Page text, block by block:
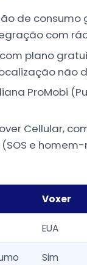
de
com
com plano
não
ProMobi
Cellular,
e
Voxer
EUA
Sim